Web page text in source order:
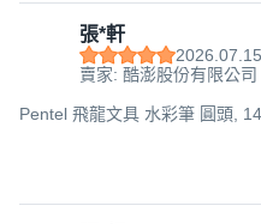
張*軒
2026.07.15
賣家: 酷澎股份有限公司
Pentel 飛龍文具 水彩筆 圓頭,